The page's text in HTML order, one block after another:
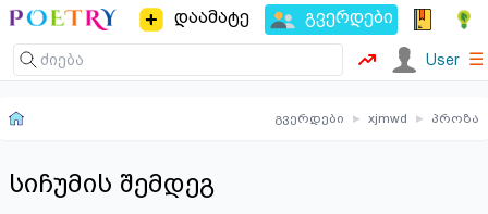
დაამატე გვერდები
User ☰
გვერდები ▸ xjmwd ▸ პროზა
სიჩუმის შემდეგ